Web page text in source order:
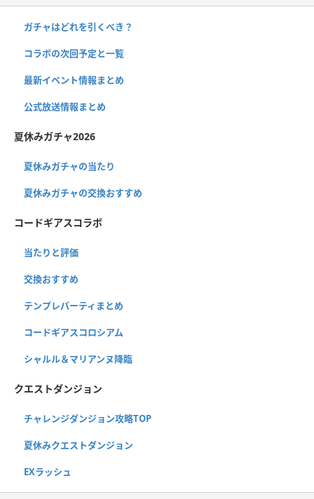
ガチャはどれを引くべき？
コラボの次回予定と一覧
最新イベント情報まとめ
公式放送情報まとめ
夏休みガチャ2026
夏休みガチャの当たり
夏休みガチャの交換おすすめ
コードギアスコラボ
当たりと評価
交換おすすめ
テンプレパーティまとめ
コードギアスコロシアム
シャルル＆マリアンヌ降臨
クエストダンジョン
チャレンジダンジョン攻略TOP
夏休みクエストダンジョン
EXラッシュ